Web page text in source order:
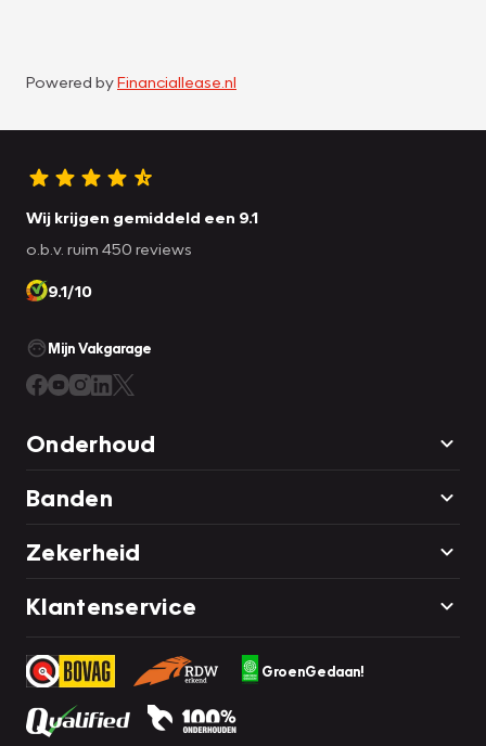
Powered byFinanciallease.nl
Wij krijgen gemiddeld een 9.1
o.b.v. ruim 450 reviews
9.1/10
Mijn Vakgarage
Onderhoud
Banden
Zekerheid
Klantenservice
GroenGedaan!